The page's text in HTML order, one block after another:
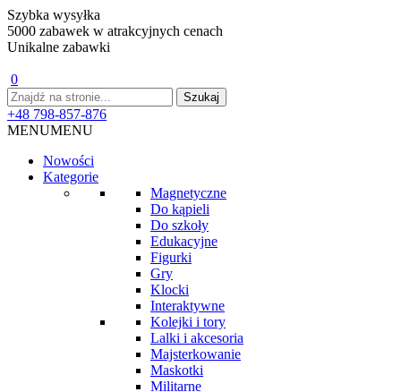
Szybka wysyłka
5000 zabawek w atrakcyjnych cenach
Unikalne zabawki
0
+48 798-857-876
MENUMENU
Nowości
Kategorie
Magnetyczne
Do kąpieli
Do szkoły
Edukacyjne
Figurki
Gry
Klocki
Interaktywne
Kolejki i tory
Lalki i akcesoria
Majsterkowanie
Maskotki
Militarne